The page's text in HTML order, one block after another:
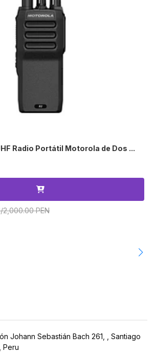
Radio Portátil Motorola de Dos ...
2,000.00 PEN
Johann Sebastián Bach 261, , Santiago
Peru